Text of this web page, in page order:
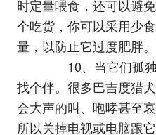
时定量喂食，还可以避
个吃货，你可以采用少
量，以防止它过度肥胖。
10、当它们孤独
找个伴。很多巴吉度猎
会大声的叫、咆哮甚至
所以关掉电视或电脑跟